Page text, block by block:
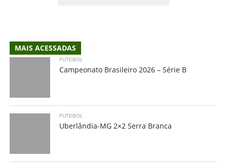
MAIS ACESSADAS
FUTEBOL
Campeonato Brasileiro 2026 – Série B
FUTEBOL
Uberlândia-MG 2×2 Serra Branca